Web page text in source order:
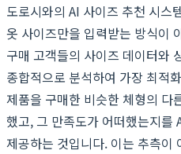
도로시와의 AI 사이즈 추천 시스
옷 사이즈만을 입력받는 방식이
구매 고객들의 사이즈 데이터와
종합적으로 분석하여 가장 최적
제품을 구매한 비슷한 체형의 다
했고, 그 만족도가 어떠했는지를
제공하는 것입니다. 이는 추측이